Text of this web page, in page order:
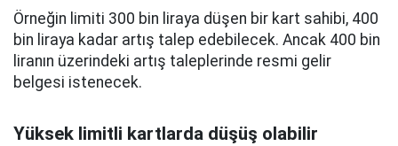
Örneğin limiti 300 bin liraya düşen bir kart sahibi, 400
bin liraya kadar artış talep edebilecek. Ancak 400 bin
liranın üzerindeki artış taleplerinde resmi gelir
belgesi istenecek.
Yüksek limitli kartlarda düşüş olabilir